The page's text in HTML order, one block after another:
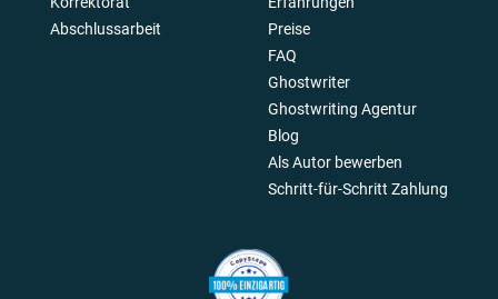
Abschlussarbeit
Preise
FAQ
Ghostwriter
Ghostwriting Agentur
Blog
Als Autor bewerben
Schritt-für-Schritt Zahlung